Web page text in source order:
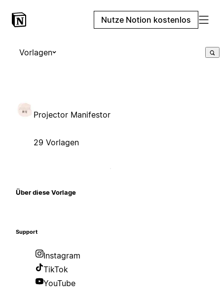
Nutze Notion kostenlos
Vorlagen
Projector Manifestor
29 Vorlagen
Über diese Vorlage
Support
Instagram
TikTok
YouTube